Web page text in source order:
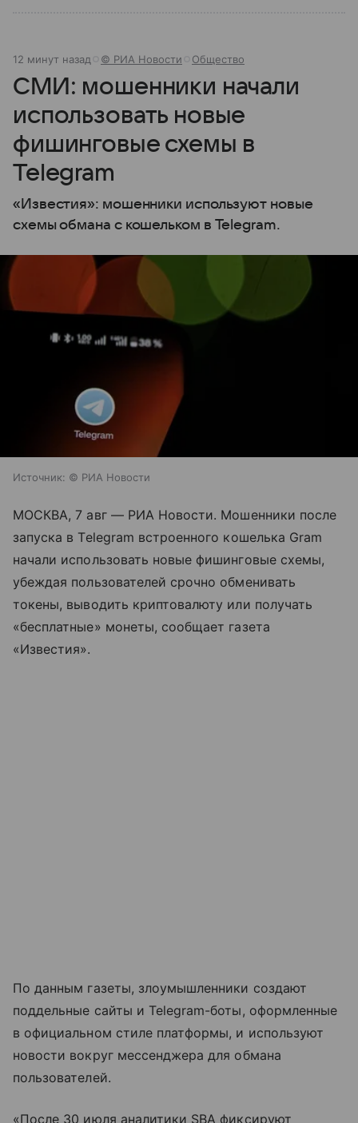
12 минут назад © РИА Новости Общество
СМИ: мошенники начали
использовать новые
фишинговые схемы в
Telegram
«Известия»: мошенники используют новые
схемы обмана с кошельком в Telegram.
Источник: © РИА Новости
МОСКВА, 7 авг — РИА Новости. Мошенники после
запуска в Telegram встроенного кошелька Gram
начали использовать новые фишинговые схемы,
убеждая пользователей срочно обменивать
токены, выводить криптовалюту или получать
«бесплатные» монеты, сообщает газета
«Известия».
По данным газеты, злоумышленники создают
поддельные сайты и Telegram-боты, оформленные
в официальном стиле платформы, и используют
новости вокруг мессенджера для обмана
пользователей.
«После 30 июля аналитики SBA фиксируют